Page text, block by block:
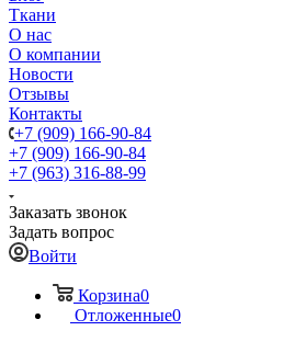
Ткани
О нас
О компании
Новости
Отзывы
Контакты
+7 (909) 166-90-84
+7 (909) 166-90-84
+7 (963) 316-88-99
Заказать звонок
Задать вопрос
Войти
Корзина0
Отложенные0